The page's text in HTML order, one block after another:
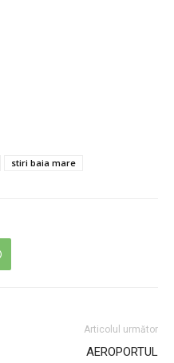
stiri baia mare
Articolul următor
AEROPORTUL